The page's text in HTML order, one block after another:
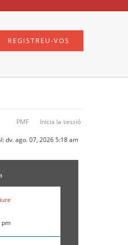
REGISTREU-VOS
PMF Inicia la sessió
dv. ago. 07, 2026 5:18 am
pm